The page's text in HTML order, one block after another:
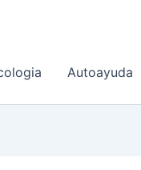
Autoayuda